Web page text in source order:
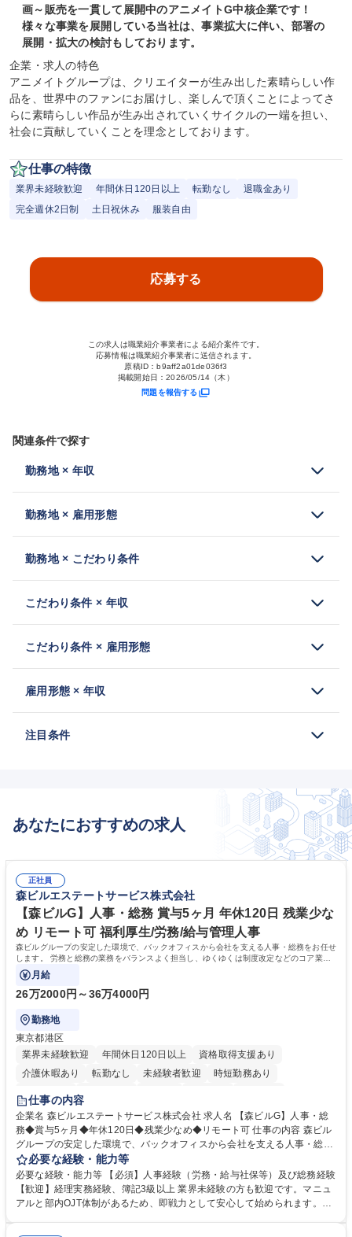
画～販売を一貫して展開中のアニメイトG中核企業です！
様々な事業を展開している当社は、事業拡大に伴い、部署の
展開・拡大の検討もしております。
企業・求人の特色
アニメイトグループは、クリエイターが生み出した素晴らしい作
品を、世界中のファンにお届けし、楽しんで頂くことによってさ
らに素晴らしい作品が生み出されていくサイクルの一端を担い、
社会に貢献していくことを理念としております。
仕事の特徴
業界未経験歓迎 年間休日120日以上 転勤なし
退職金あり
完全週休2日制
土日祝休み 服装自由
応募する
この求人は職業紹介事業者による紹介案件です。
応募情報は職業紹介事業者に送信されます。
原稿ID：b9aff2a01de036f3
掲載開始日：2026/05/14（木）
問題を報告する
関連条件で探す
勤務地 × 年収
勤務地 × 雇用形態
勤務地 × こだわり条件
こだわり条件 × 年収
こだわり条件 × 雇用形態
雇用形態 × 年収
注目条件
あなたにおすすめの求人
正社員
森ビルエステートサービス株式会社
【森ビルG】人事・総務 賞与5ヶ月 年休120日 残業少な
め リモート可 福利厚生/労務/給与管理人事
森ビルグループの安定した環境で、バックオフィスから会社を支える人事・総務をお任せ
します。 労務と総務の業務をバランスよく担当し、ゆくゆくは制度改定などのコア業務
にも挑戦できる、やりがいある環境です。
月給
26万2000円～36万4000円
勤務地
東京都港区
業界未経験歓迎
年間休日120日以上
資格取得支援あり
介護休暇あり
転勤なし 未経験者歓迎
時短勤務あり
経験者歓迎
完全週休2日制
交通費支給 長期歓迎 駅近5分以内 土日祝休み
仕事の内容
企業名 森ビルエステートサービス株式会社 求人名 【森ビルG】人事・総
務◆賞与5ヶ月◆年休120日◆残業少なめ◆リモート可 仕事の内容 森ビル
グループの安定した環境で、バックオフィスから会社を支える人事・総務
をお任せします。 労務と総務の業務をバランスよく担当し、ゆくゆくは制
度改定などのコア業務にも挑戦できる、やりがいある環境です。 ■勤怠管
理、給与計算、社会保険手続き、年末調整等の労務管理全般 ■入退社手続
き、社内規定の改定や人事制度改定などのコア業務 ■社内イベントの企画
必要な経験・能力等
必要な経験・能力等 【必須】人事経験（労務・給与社保等）及び総務経験
【歓迎】経理実務経験、簿記3級以上 業界未経験の方も歓迎です。マニュ
アルと部内OJT体制があるため、即戦力として安心して始められます。